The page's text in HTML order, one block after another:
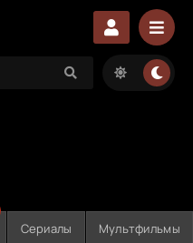
Сериалы Мультфильмы